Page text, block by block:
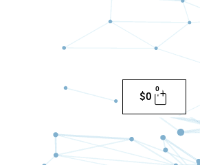
$0
0